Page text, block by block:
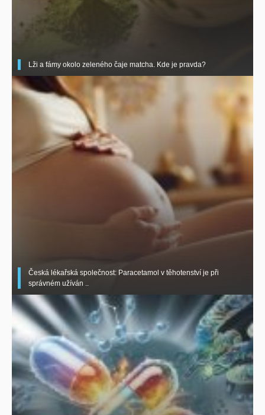
Lži a fámy okolo zeleného čaje matcha. Kde je pravda?
Česká lékařská společnost: Paracetamol v těhotenství je při
správném užíván ..